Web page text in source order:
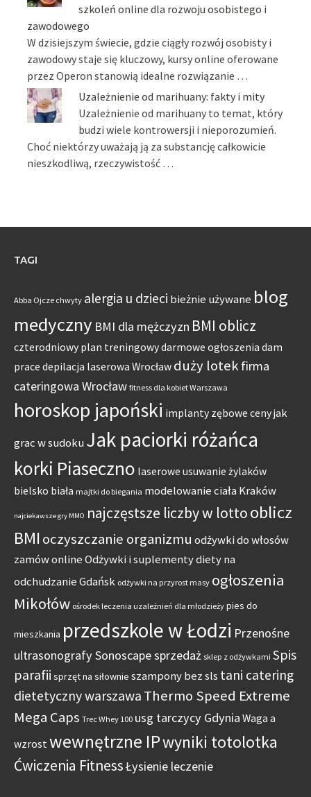
szkoleń online dla rozwoju osobistego i
zawodowego
W dzisiejszym świecie, gdzie ciągły rozwój osobisty i
zawodowy staje się kluczowy, kursy online oferowane
przez Operon stanowią idealne rozwiązanie …
Uzależnienie od marihuany: fakty i mity
Uzależnienie od marihuany to temat, który
budzi wiele kontrowersji i nieporozumień.
Choć niektórzy uważają ją za substancję całkowicie
nieszkodliwą, rzeczywistość …
TAGI
Abba Ojcze chwyty alergia u dzieci bieżnie używane blog
medyczny BMI dla mężczyzn BMI oblicz
czterodniowy plan treningowydarmowe ogłoszenia dam
prace depilacja laserowa Wrocław duży lotekfirma
cateringowa Wrocław fitness dla kobiet Warszawa
horoskop japoński implanty zębowe cenyjak
grac w sudoku Jak paciorki różańca
korki Piaseczno laserowe usuwanie żylaków
bielsko biała majtki do biegania modelowanie ciała Kraków
najciekawsze gry MMO najczęstsze liczby w lottooblicz
BMI oczyszczanie organizmu odżywki do włosów
zamów onlineOdżywki i suplementy diety na
odchudzanie Gdańsk odżywki na przyrost masy ogłoszenia
Mikołów ośrodek leczenia uzależnień dla młodzieży pies do
mieszkania przedszkole w Łodzi Przenośne
ultrasonografy Sonoscape sprzedaż sklep z odżywkami Spis
parafii sprzęt na siłownie szampony bez sls tani catering
dietetyczny warszawa Thermo Speed Extreme
Mega Caps Trec Whey 100 usg tarczycy Gdynia Waga a
wzrost wewnętrzne IPwyniki totolotka
Ćwiczenia FitnessŁysienie leczenie